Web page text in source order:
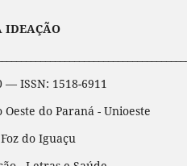
IDEAÇÃO
— ISSN: 1518-6911
do Paraná - Unioeste
do Iguaçu